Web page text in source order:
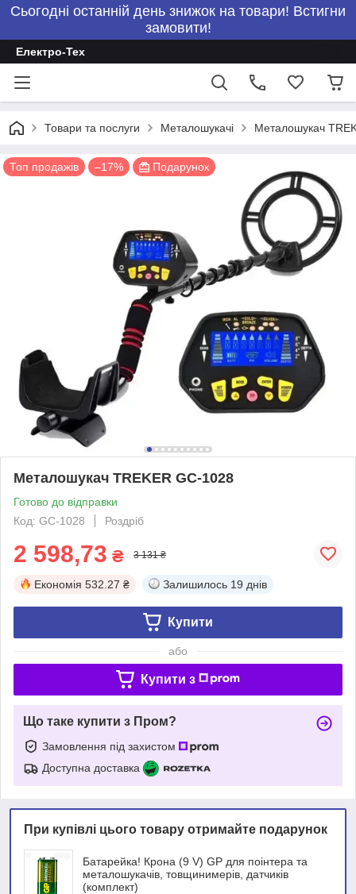
Сьогодні останній день знижок на товари! Встигни
замовити!
Електро-Тех
Товари та послуги Металошукачі Металошукач
Топ продажів –17% Подарунок
Металошукач TREKER GC-1028
Готово до відправки
Код: GC-1028
Роздріб
2 598,73 ₴ 3 131 ₴
Економія 532.27 ₴ Залишилось 19 днів
Купити
або
Купити з
Що таке купити з Пром?
Замовлення під захистом
Доступна доставка
При купівлі цього товару отримайте подарунок
Батарейка! Крона (9 V) GP для поінтера та
металошукачів, товщинимерів, датчиків
(комплект)